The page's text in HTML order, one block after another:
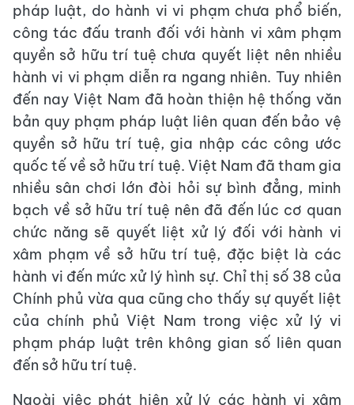
pháp luật, do hành vi vi phạm chưa phổ biến,
công tác đấu tranh đối với hành vi xâm phạm
quyền sở hữu trí tuệ chưa quyết liệt nên nhiều
hành vi vi phạm diễn ra ngang nhiên. Tuy nhiên
đến nay Việt Nam đã hoàn thiện hệ thống văn
bản quy phạm pháp luật liên quan đến bảo vệ
quyền sở hữu trí tuệ, gia nhập các công ước
quốc tế về sở hữu trí tuệ. Việt Nam đã tham gia
nhiều sân chơi lớn đòi hỏi sự bình đẳng, minh
bạch về sở hữu trí tuệ nên đã đến lúc cơ quan
chức năng sẽ quyết liệt xử lý đối với hành vi
xâm phạm về sở hữu trí tuệ, đặc biệt là các
hành vi đến mức xử lý hình sự. Chỉ thị số 38 của
Chính phủ vừa qua cũng cho thấy sự quyết liệt
của chính phủ Việt Nam trong việc xử lý vi
phạm pháp luật trên không gian số liên quan
đến sở hữu trí tuệ.
Ngoài việc phát hiện xử lý các hành vi xâm